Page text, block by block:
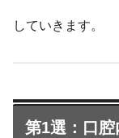
していきます。
第1選：口